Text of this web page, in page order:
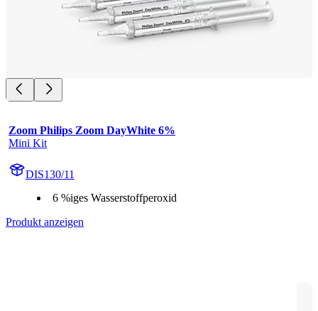
Zoom Philips Zoom DayWhite 6%
Mini Kit
DIS130/11
6 %iges Wasserstoffperoxid
Produkt anzeigen